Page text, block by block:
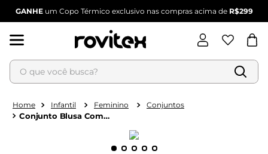
GANHEum Copo Térmico exclusivo nas compras acima de R$299
O que você busca?
Infantil Feminino Conjuntos
Conjunto Blusa Com
Termos mais buscados